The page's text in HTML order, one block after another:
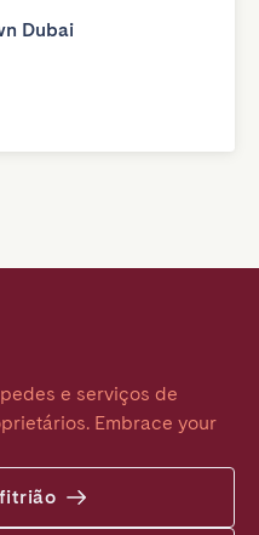
Dubai
e serviços de
Embrace your